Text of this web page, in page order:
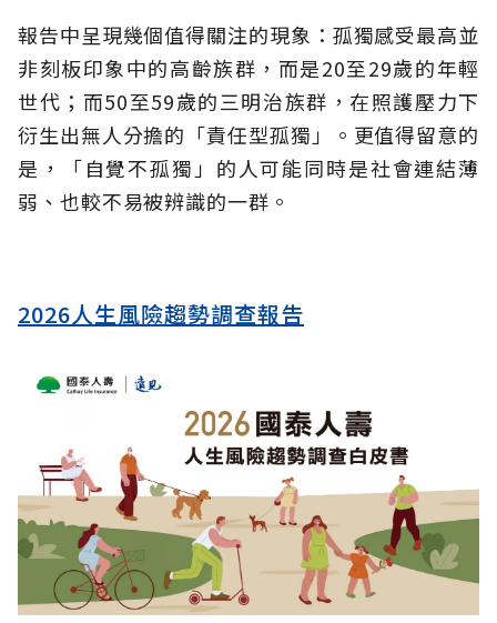
報告中呈現幾個值得關注的現象：孤獨感受最高並
非刻板印象中的高齡族群，而是20至29歲的年輕
世代；而50至59歲的三明治族群，在照護壓力下
衍生出無人分擔的「責任型孤獨」。更值得留意的
是，「自覺不孤獨」的人可能同時是社會連結薄
弱、也較不易被辨識的一群。
2026人生風險趨勢調查報告